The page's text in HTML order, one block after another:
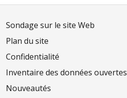
Sondage sur le site Web
Plan du site
Confidentialité
Inventaire des données ouvertes
Nouveautés